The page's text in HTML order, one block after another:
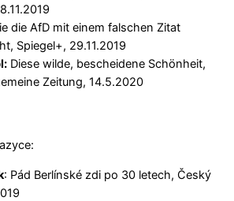
die AfD mit einem falschen Zitat
Spiegel+, 29.11.2019
Diese wilde, bescheidene Schönheit,
Zeitung, 14.5.2020
: Pád Berlínské zdi po 30 letech, Český